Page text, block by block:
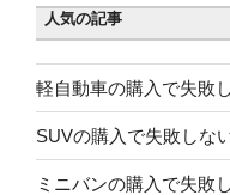
人気の記事
軽自動車の購入で失敗
SUVの購入で失敗しな
ミニバンの購入で失敗